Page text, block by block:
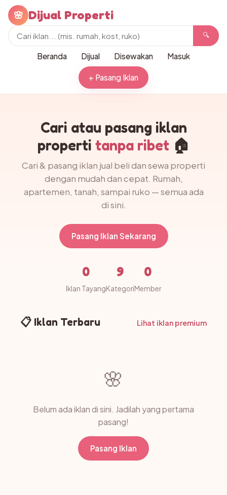
🌸 Dijual Properti
🔍
Beranda Dijual Disewakan Masuk
+ Pasang Iklan
Cari atau pasang iklan
properti tanpa ribet 🏠
Cari & pasang iklan jual beli dan sewa properti
dengan mudah dan cepat. Rumah,
apartemen, tanah, sampai ruko — semua ada
di sini.
Pasang Iklan Sekarang
0
Iklan Tayang
9
Kategori
0
Member
📋 Iklan Terbaru Lihat iklan premium
🌸
Belum ada iklan di sini. Jadilah yang pertama
pasang!
Pasang Iklan